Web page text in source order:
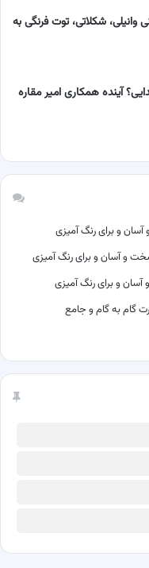
وانیلی، شکلاتی، توت فرنگی به
آینده همکاری امیر مقاره
گام به گام و جامع